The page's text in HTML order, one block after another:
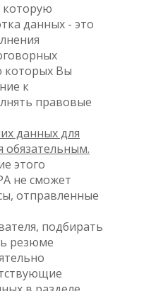
которую
данных - это
которых Вы
к
правовые
данных для
обязательным.
этого
не сможет
отправленные
подбирать
резюме